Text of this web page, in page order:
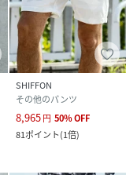
SHIFFON
その他のパンツ
8,965円 50%OFF
81ポイント(1倍)